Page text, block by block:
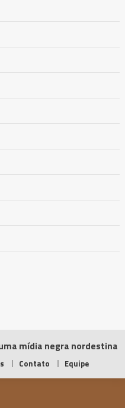
mídia negra nordestina
Contato Equipe